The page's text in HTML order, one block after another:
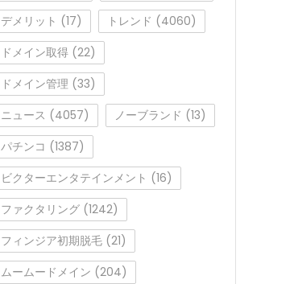
デメリット (17) トレンド (4060)
ドメイン取得 (22)
ドメイン管理 (33)
ニュース (4057) ノーブランド (13)
パチンコ (1387)
ビクターエンタテインメント (16)
ファクタリング (1242)
フィンジア初期脱毛 (21)
ムームードメイン (204)